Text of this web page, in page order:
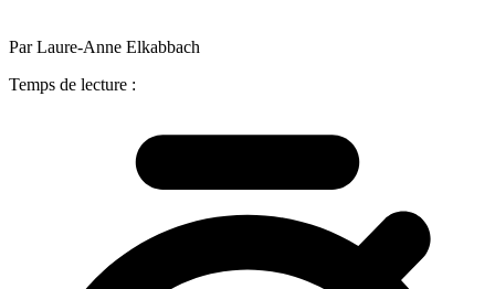
Par Laure-Anne Elkabbach
Temps de lecture :